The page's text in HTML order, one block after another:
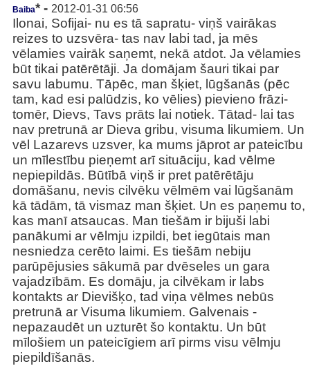
Baiba* - 2012-01-31 06:56
Ilonai, Sofijai- nu es tā sapratu- viņš vairākas
reizes to uzsvēra- tas nav labi tad, ja mēs
vēlamies vairāk saņemt, nekā atdot. Ja vēlamies
būt tikai patērētāji. Ja domājam šauri tikai par
savu labumu. Tāpēc, man šķiet, lūgšanās (pēc
tam, kad esi palūdzis, ko vēlies) pievieno frāzi-
tomēr, Dievs, Tavs prāts lai notiek. Tātad- lai tas
nav pretrunā ar Dieva gribu, visuma likumiem. Un
vēl Lazarevs uzsver, ka mums jāprot ar pateicību
un mīlestību pieņemt arī situāciju, kad vēlme
nepiepildās. Būtībā viņš ir pret patērētāju
domāšanu, nevis cilvēku vēlmēm vai lūgšanām
kā tādām, tā vismaz man šķiet. Un es paņemu to,
kas manī atsaucas. Man tiešām ir bijuši labi
panākumi ar vēlmju izpildi, bet iegūtais man
nesniedza cerēto laimi. Es tiešām nebiju
parūpējusies sākumā par dvēseles un gara
vajadzībām. Es domāju, ja cilvēkam ir labs
kontakts ar Dievišķo, tad viņa vēlmes nebūs
pretrunā ar Visuma likumiem. Galvenais -
nepazaudēt un uzturēt šo kontaktu. Un būt
mīlošiem un pateicīgiem arī pirms visu vēlmju
piepildīšanās.